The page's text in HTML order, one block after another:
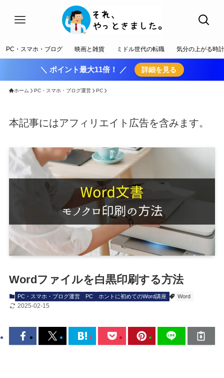
PC・スマホ・ブログ 映画と雑貨 ミドル世代の転職 気分の上がる時計
＼ ポイント最大11倍！ ／ 詳細を見る
ホーム PC・スマホ・ブログ運営 PC
本記事にはアフィリエイト広告を含みます。
Wordファイルを白黒印刷する方法
PC・スマホ・ブログ運営 PC ホントに初めてのWord講座 Word
2025-02-15